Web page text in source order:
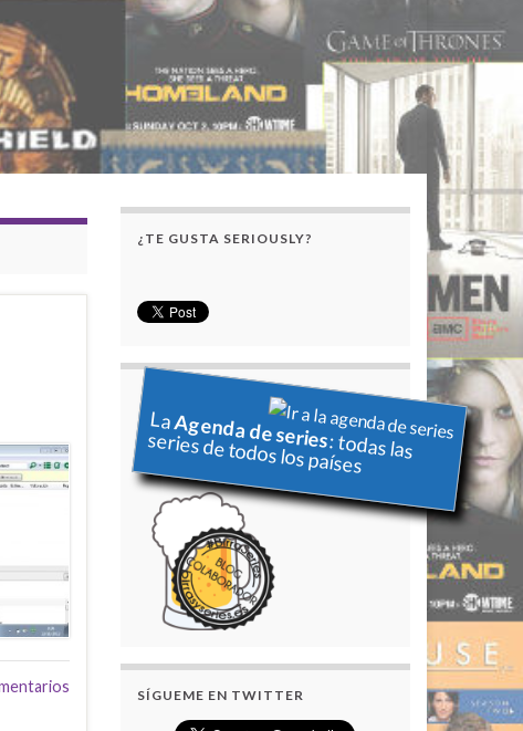
¿TE GUSTA SERIOUSLY?
LaAgenda de series: todas las
series de todos los países
SÍGUEME EN TWITTER